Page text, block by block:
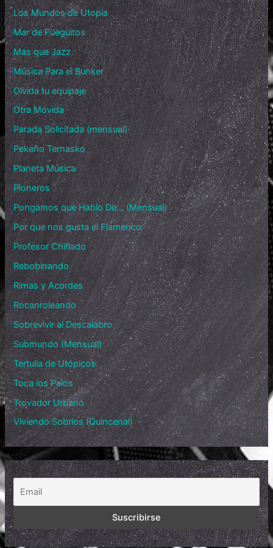
Los Mundos de Utopía
Mar de Fueguitos
Mas que Jazz
Música Para el Bunker
Olvida tu equipaje
Otra Movida
Parada Solicitada (mensual)
Pekeño Ternasko
Planeta Música
Pioneros
Pongamos que Hablo De… (Mensual)
Por que nos gusta el Flamenco
Profesor Chiflado
Rebobinando
Rimas y Acordes
Rocanroleando
Sobrevivir al Descalabro
Submundo (Mensual)
Tertulia de Utópicos
Toca los Palos
Trovador Urbano
Viviendo Sobrios (Quincenal)